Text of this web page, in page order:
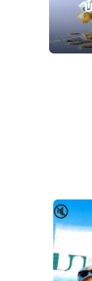
🔇